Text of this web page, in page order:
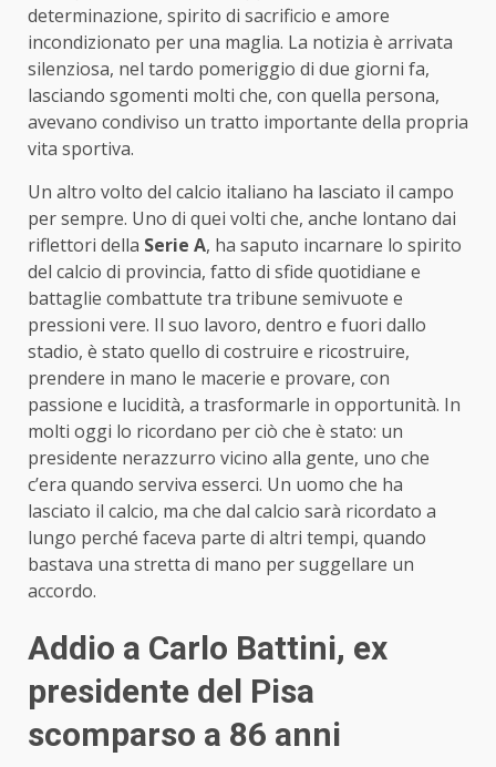
determinazione, spirito di sacrificio e amore
incondizionato per una maglia. La notizia è arrivata
silenziosa, nel tardo pomeriggio di due giorni fa,
lasciando sgomenti molti che, con quella persona,
avevano condiviso un tratto importante della propria
vita sportiva.
Un altro volto del calcio italiano ha lasciato il campo
per sempre. Uno di quei volti che, anche lontano dai
riflettori della Serie A, ha saputo incarnare lo spirito
del calcio di provincia, fatto di sfide quotidiane e
battaglie combattute tra tribune semivuote e
pressioni vere. Il suo lavoro, dentro e fuori dallo
stadio, è stato quello di costruire e ricostruire,
prendere in mano le macerie e provare, con
passione e lucidità, a trasformarle in opportunità. In
molti oggi lo ricordano per ciò che è stato: un
presidente nerazzurro vicino alla gente, uno che
c’era quando serviva esserci. Un uomo che ha
lasciato il calcio, ma che dal calcio sarà ricordato a
lungo perché faceva parte di altri tempi, quando
bastava una stretta di mano per suggellare un
accordo.
Addio a Carlo Battini, ex
presidente del Pisa
scomparso a 86 anni